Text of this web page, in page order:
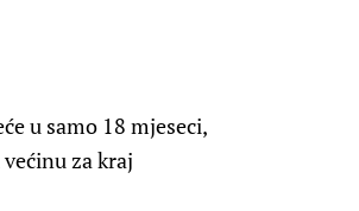
u samo 18 mjeseci,
za kraj